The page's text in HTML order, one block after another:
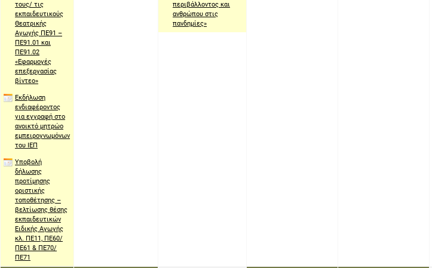
τους/ τις
εκπαιδευτικούς
Θεατρικής
Αγωγής ΠΕ91 –
ΠΕ91.01 και
ΠΕ91.02
«Εφαρμογές
επεξεργασίας
βίντεο»
Εκδήλωση
ενδιαφέροντος
για εγγραφή στο
ανοικτό μητρώο
εμπειρογνωμόνων
του ΙΕΠ
Υποβολή
δήλωσης
προτίμησης
οριστικής
τοποθέτησης –
βελτίωσης θέσης
εκπαιδευτικών
Ειδικής Αγωγής
κλ. ΠΕ11, ΠΕ60/
ΠΕ61 & ΠΕ70/
ΠΕ71
περιβάλλοντος και
ανθρώπου στις
πανδημίες»